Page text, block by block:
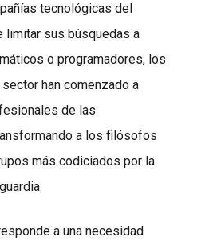
tecnológicas del
limitar sus búsquedas a
o programadores, los
han comenzado a
de las
a los filósofos
más codiciados por la
a una necesidad